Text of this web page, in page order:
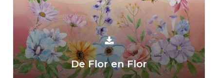
De Flor en Flor